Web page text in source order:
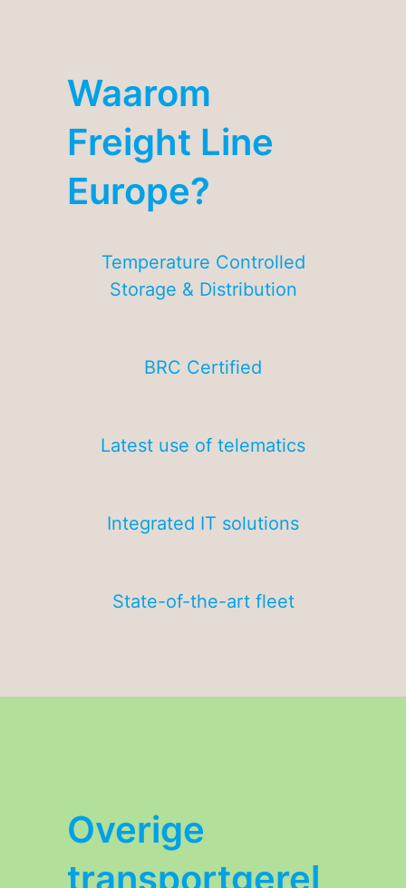
Waarom
Freight Line
Europe?
Temperature Controlled
Storage & Distribution
BRC Certified
Latest use of telematics
Integrated IT solutions
State-of-the-art fleet
Overige
transportgerel